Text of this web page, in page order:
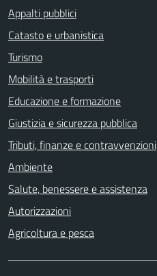
Appalti pubblici
Catasto e urbanistica
Turismo
Mobilità e trasporti
Educazione e formazione
Giustizia e sicurezza pubblica
Tributi, finanze e contravvenzioni
Ambiente
Salute, benessere e assistenza
Autorizzazioni
Agricoltura e pesca